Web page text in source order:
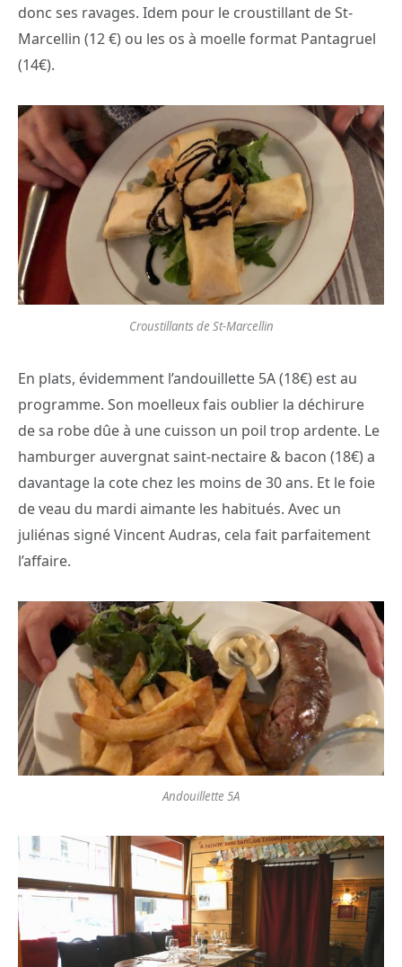
donc ses ravages. Idem pour le croustillant de St-
Marcellin (12 €) ou les os à moelle format Pantagruel
(14€).
Croustillants de St-Marcellin
En plats, évidemment l’andouillette 5A (18€) est au
programme. Son moelleux fais oublier la déchirure
de sa robe dûe à une cuisson un poil trop ardente. Le
hamburger auvergnat saint-nectaire & bacon (18€) a
davantage la cote chez les moins de 30 ans. Et le foie
de veau du mardi aimante les habitués. Avec un
juliénas signé Vincent Audras, cela fait parfaitement
l’affaire.
Andouillette 5A